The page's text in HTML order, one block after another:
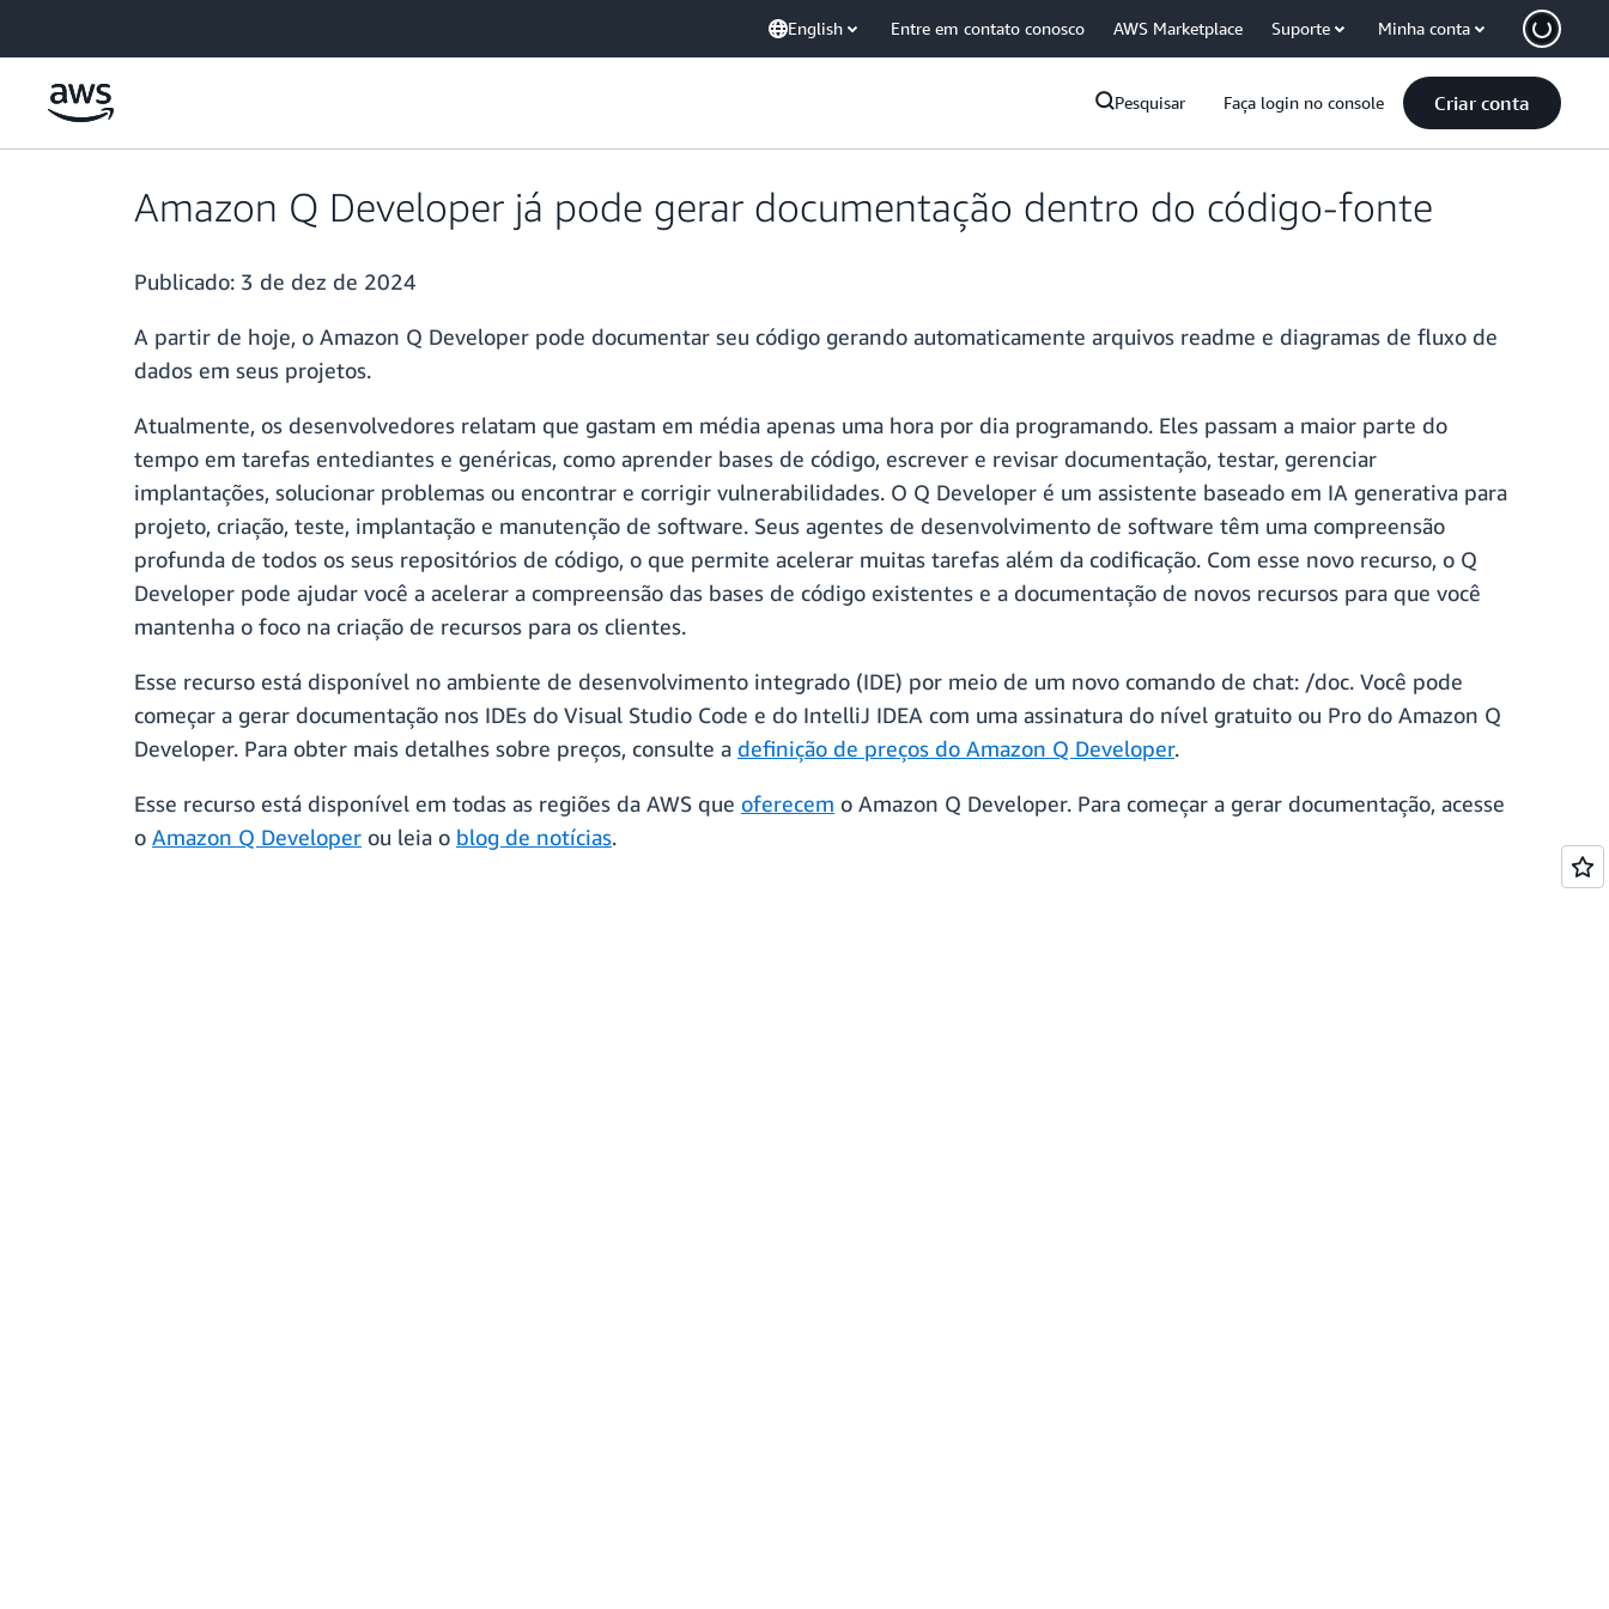
English Entre em contato conosco AWS Marketplace Suporte Minha conta
Pesquisar Faça login no console Criar conta
Amazon Q Developer já pode gerar documentação dentro do código-fonte
Publicado: 3 de dez de 2024
A partir de hoje, o Amazon Q Developer pode documentar seu código gerando automaticamente arquivos readme e diagramas de fluxo de
dados em seus projetos.
Atualmente, os desenvolvedores relatam que gastam em média apenas uma hora por dia programando. Eles passam a maior parte do
tempo em tarefas entediantes e genéricas, como aprender bases de código, escrever e revisar documentação, testar, gerenciar
implantações, solucionar problemas ou encontrar e corrigir vulnerabilidades. O Q Developer é um assistente baseado em IA generativa para
projeto, criação, teste, implantação e manutenção de software. Seus agentes de desenvolvimento de software têm uma compreensão
profunda de todos os seus repositórios de código, o que permite acelerar muitas tarefas além da codificação. Com esse novo recurso, o Q
Developer pode ajudar você a acelerar a compreensão das bases de código existentes e a documentação de novos recursos para que você
mantenha o foco na criação de recursos para os clientes.
Esse recurso está disponível no ambiente de desenvolvimento integrado (IDE) por meio de um novo comando de chat: /doc. Você pode
começar a gerar documentação nos IDEs do Visual Studio Code e do IntelliJ IDEA com uma assinatura do nível gratuito ou Pro do Amazon Q
Developer. Para obter mais detalhes sobre preços, consulte a definição de preços do Amazon Q Developer.
Esse recurso está disponível em todas as regiões da AWS que oferecem o Amazon Q Developer. Para começar a gerar documentação, acesse
o Amazon Q Developer ou leia o blog de notícias.